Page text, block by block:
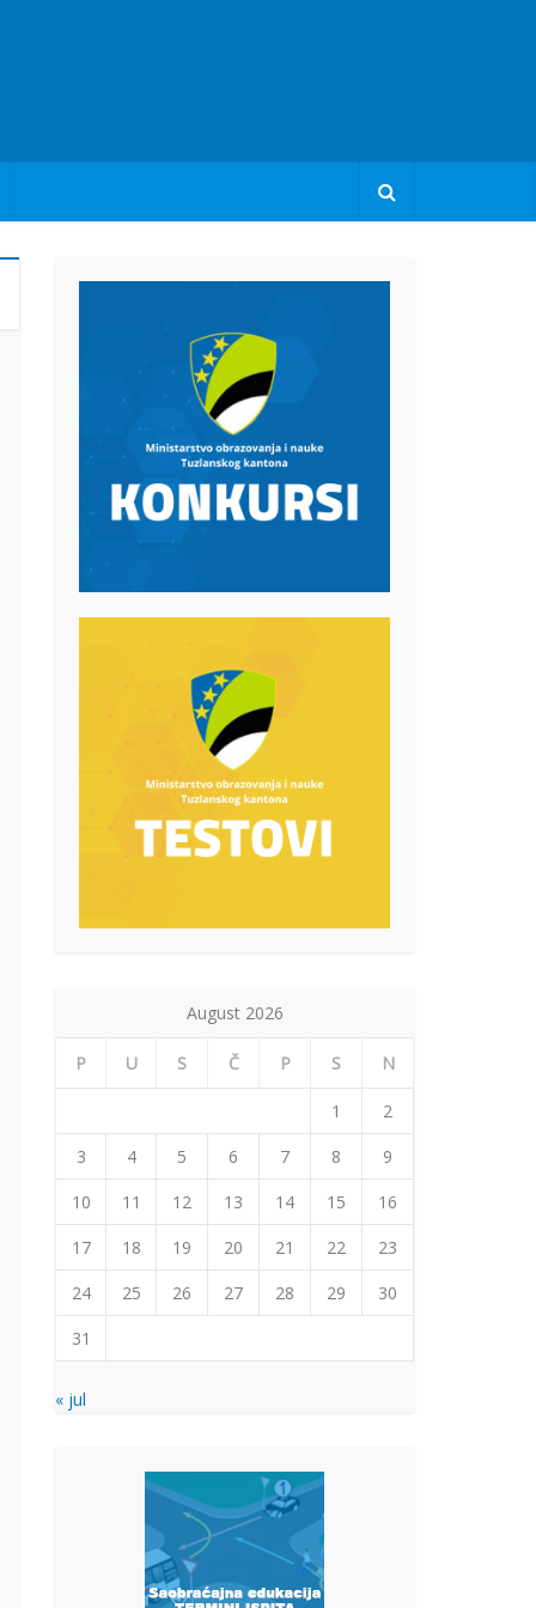
August 2026
P U S Č P S N
1
2
3
4 5 6 7 8
9
10
11 12 13 14 15
16
17
18 19 20 21 22
23
24
25 26 27 28 29
30
31
« jul